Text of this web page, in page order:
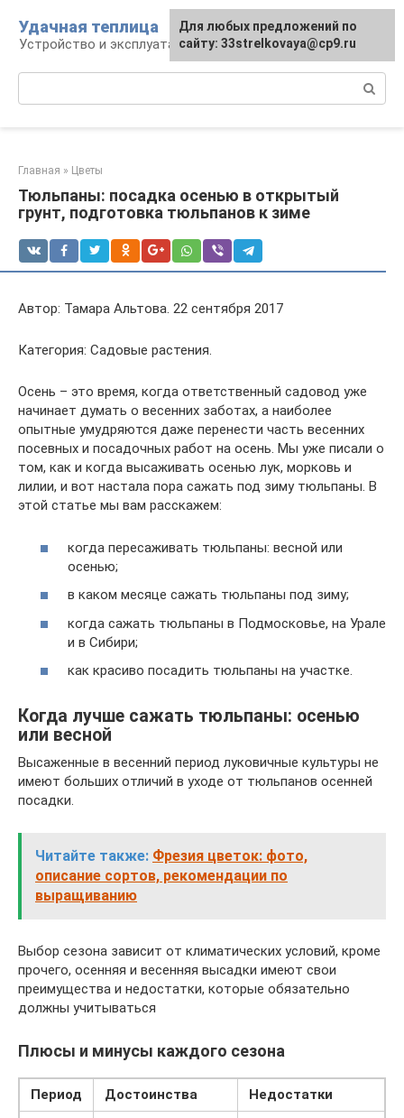
контенту
Удачная теплица
Устройство и эксплуатация теплиц
Главная » Цветы
Тюльпаны: посадка осенью в открытый
грунт, подготовка тюльпанов к зиме
Автор: Тамара Альтова. 22 сентября 2017
Категория: Садовые растения.
Осень – это время, когда ответственный садовод уже
начинает думать о весенних заботах, а наиболее
опытные умудряются даже перенести часть весенних
посевных и посадочных работ на осень. Мы уже писали о
том, как и когда высаживать осенью лук, морковь и
лилии, и вот настала пора сажать под зиму тюльпаны. В
этой статье мы вам расскажем:
когда пересаживать тюльпаны: весной или
осенью;
в каком месяце сажать тюльпаны под зиму;
когда сажать тюльпаны в Подмосковье, на Урале
и в Сибири;
как красиво посадить тюльпаны на участке.
Когда лучше сажать тюльпаны: осенью
или весной
Высаженные в весенний период луковичные культуры не
имеют больших отличий в уходе от тюльпанов осенней
посадки.
Читайте также: Фрезия цветок: фото,
описание сортов, рекомендации по
выращиванию
Выбор сезона зависит от климатических условий, кроме
прочего, осенняя и весенняя высадки имеют свои
преимущества и недостатки, которые обязательно
должны учитываться
Плюсы и минусы каждого сезона
Период Достоинства Недостатки
Для любых предложений по
сайту: 33strelkovaya@cp9.ru